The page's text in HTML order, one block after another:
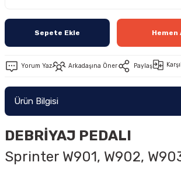
Sepete Ekle Hemen
Yorum Yaz Arkadaşına Öner Paylaş
Ürün Bilgisi
DEBRİYAJ PEDALI
Sprinter W901, W902,